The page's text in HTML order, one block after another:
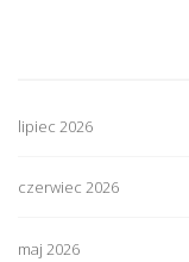
lipiec 2026
czerwiec 2026
maj 2026